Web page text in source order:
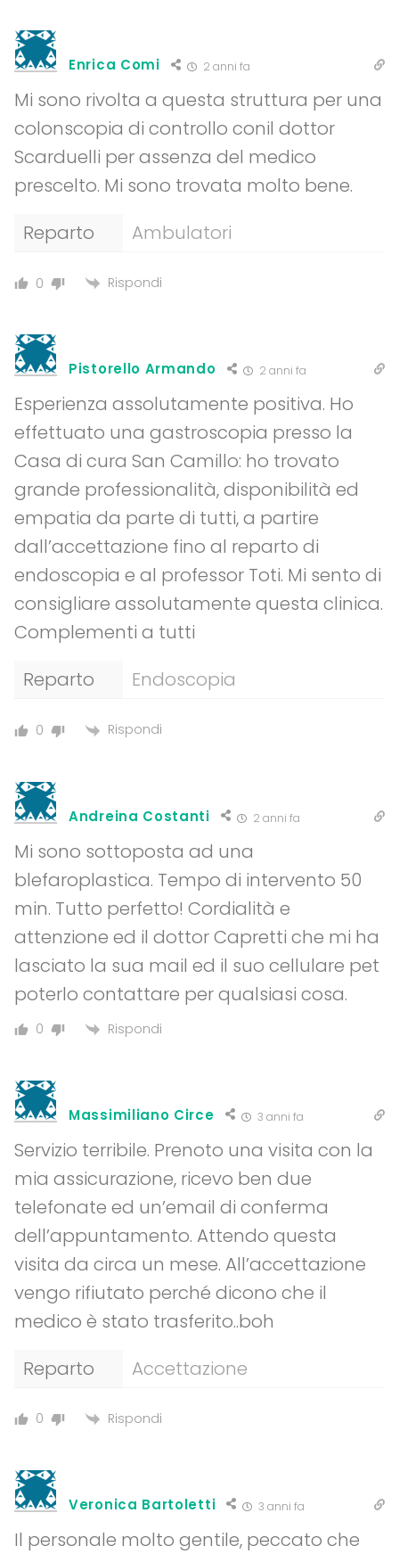
Enrica Comi 2 anni fa
Mi sono rivolta a questa struttura per una
colonscopia di controllo conil dottor
Scarduelli per assenza del medico
prescelto. Mi sono trovata molto bene.
Reparto
Ambulatori
0 Rispondi
Pistorello Armando 2 anni fa
Esperienza assolutamente positiva. Ho
effettuato una gastroscopia presso la
Casa di cura San Camillo: ho trovato
grande professionalità, disponibilità ed
empatia da parte di tutti, a partire
dall’accettazione fino al reparto di
endoscopia e al professor Toti. Mi sento di
consigliare assolutamente questa clinica.
Complementi a tutti
Reparto
Endoscopia
0 Rispondi
Andreina Costanti 2 anni fa
Mi sono sottoposta ad una
blefaroplastica. Tempo di intervento 50
min. Tutto perfetto! Cordialità e
attenzione ed il dottor Capretti che mi ha
lasciato la sua mail ed il suo cellulare pet
poterlo contattare per qualsiasi cosa.
0 Rispondi
Massimiliano Circe 3 anni fa
Servizio terribile. Prenoto una visita con la
mia assicurazione, ricevo ben due
telefonate ed un’email di conferma
dell’appuntamento. Attendo questa
visita da circa un mese. All’accettazione
vengo rifiutato perché dicono che il
medico è stato trasferito..boh
Reparto
Accettazione
0 Rispondi
Veronica Bartoletti 3 anni fa
Il personale molto gentile, peccato che